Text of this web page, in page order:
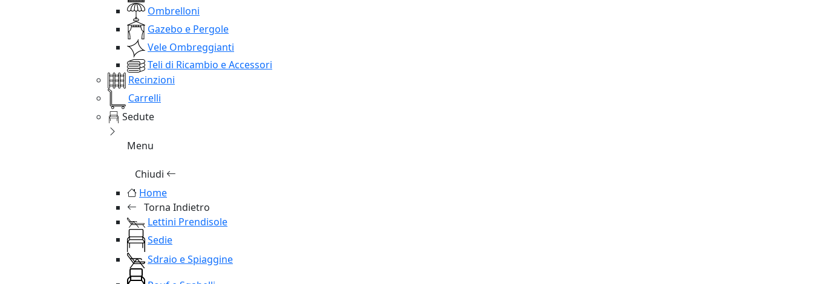
Ombrelloni
Gazebo e Pergole
Vele Ombreggianti
Teli di Ricambio e Accessori
Recinzioni
Carrelli
Sedute
Menu
Chiudi
Home
Torna Indietro
Lettini Prendisole
Sedie
Sdraio e Spiaggine